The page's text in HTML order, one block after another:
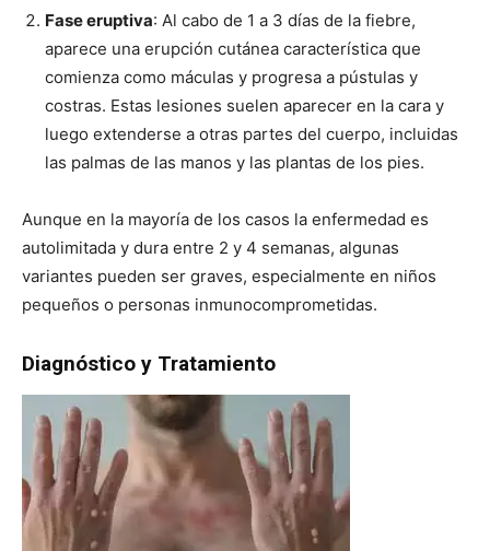
Fase eruptiva: Al cabo de 1 a 3 días de la fiebre,
aparece una erupción cutánea característica que
comienza como máculas y progresa a pústulas y
costras. Estas lesiones suelen aparecer en la cara y
luego extenderse a otras partes del cuerpo, incluidas
las palmas de las manos y las plantas de los pies.
Aunque en la mayoría de los casos la enfermedad es
autolimitada y dura entre 2 y 4 semanas, algunas
variantes pueden ser graves, especialmente en niños
pequeños o personas inmunocomprometidas.
Diagnóstico y Tratamiento